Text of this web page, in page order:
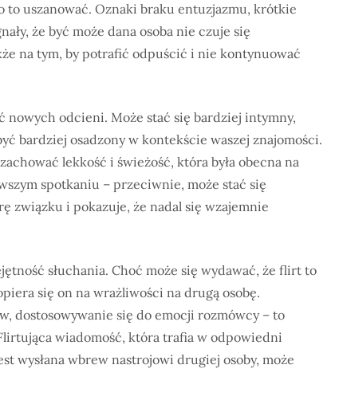
uszanować. Oznaki braku entuzjazmu, krótkie
że być może dana osoba nie czuje się
na tym, by potrafić odpuścić i nie kontynuować
nowych odcieni. Może stać się bardziej intymny,
bardziej osadzony w kontekście waszej znajomości.
lekkość i świeżość, która była obecna na
spotkaniu – przeciwnie, może stać się
związku i pokazuje, że nadal się wzajemnie
słuchania. Choć może się wydawać, że flirt to
się on na wrażliwości na drugą osobę.
dostosowywanie się do emocji rozmówcy – to
wiadomość, która trafia w odpowiedni
wysłana wbrew nastrojowi drugiej osoby, może